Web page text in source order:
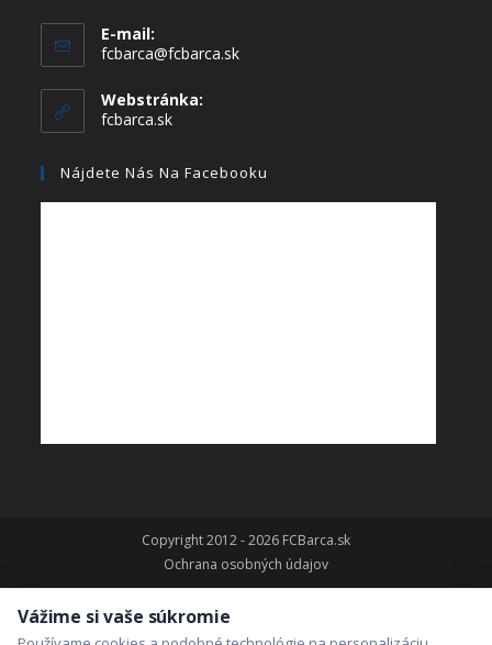
E-mail:
fcbarca@fcbarca.sk
Webstránka:
fcbarca.sk
Nájdete Nás Na Facebooku
Copyright 2012 - 2026 FCBarca.sk
Ochrana osobných údajov
Vážime si vaše súkromie